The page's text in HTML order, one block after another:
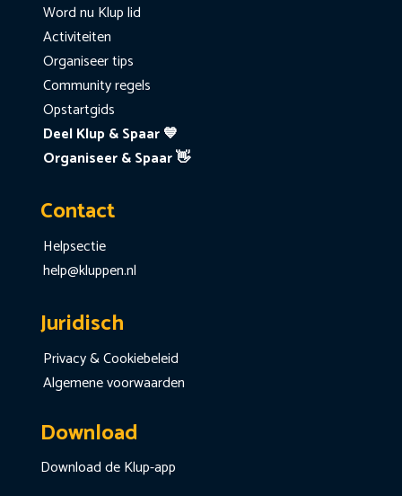
Word nu Klup lid
Activiteiten
Organiseer tips
Community regels
Opstartgids
Deel Klup & Spaar 💙
Organiseer & Spaar 👋
Contact
Helpsectie
help@kluppen.nl
Juridisch
Privacy & Cookiebeleid
Algemene voorwaarden
Download
Download de Klup-app